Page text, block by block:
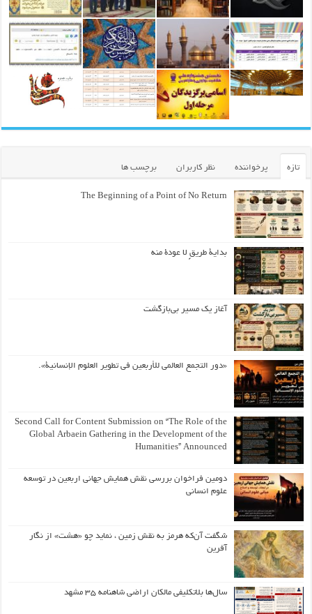
تازه پرخواننده نظر کاربران برچسب ها
The Beginning of a Point of No Return
بداية طريقٍ لا عودة منه
آغاز یک مسیر بی‌بازگشت
«دور التجمع العالمي للأربعين في تطوير العلوم الإنسانية».
Second Call for Content Submission on “The Role of the
Global Arbaein Gathering in the Development of the
Humanities” Announced
دومین فراخوان بررسی نقش همایش جهانی اربعین در توسعه
علوم انسانی
شگفت آن‌که هرمز به نقش زمین ، نماید چو «هشت» از نگار
آفرین
سال‌ها بلاتکلیفی مالکان اراضی شاهنامه ۳۵ مشهد